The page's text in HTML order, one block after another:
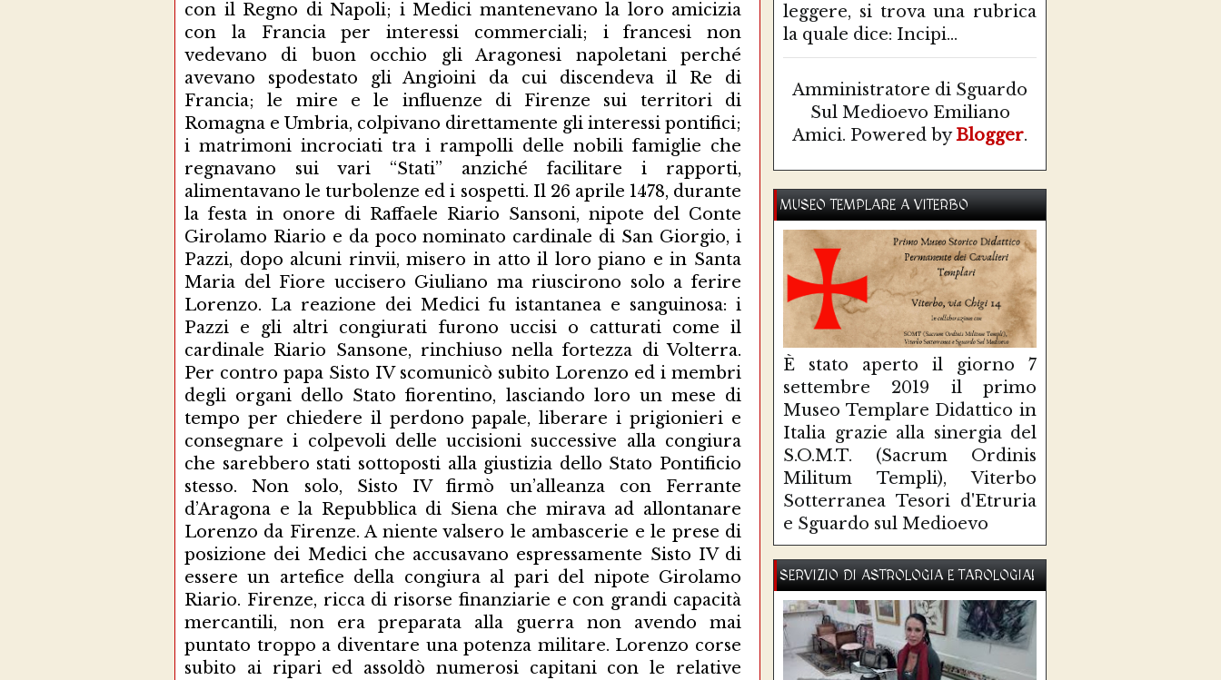
leggere, si trova una rubrica
la quale dice: Incipi...
Amministratore di Sguardo
Sul Medioevo Emiliano
Amici. Powered byBlogger.
MUSEO TEMPLARE A VITERBO
È stato aperto il giorno 7
settembre 2019 il primo
Museo Templare Didattico in
Italia grazie alla sinergia del
S.O.M.T. (Sacrum Ordinis
Militum Templi), Viterbo
Sotterranea Tesori d'Etruria
e Sguardo sul Medioevo
SERVIZIO DI ASTROLOGIA E TAROLOGIA!